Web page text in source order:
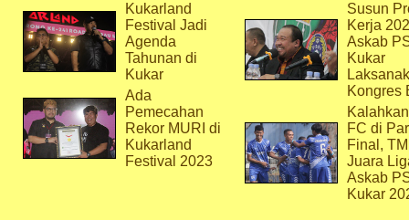
Kukarland
Festival Jadi
Agenda
Tahunan di
Kukar
Ada
Pemecahan
Rekor MURI di
Kukarland
Festival 2023
Susun
Kerja
Askab
Kukar
Kongres
FC di
Final,
Juara
Askab
Kukar